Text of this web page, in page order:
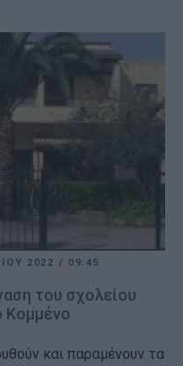
2022 / 09:45
του σχολείου
Κομμένο
και παραμένουν τα